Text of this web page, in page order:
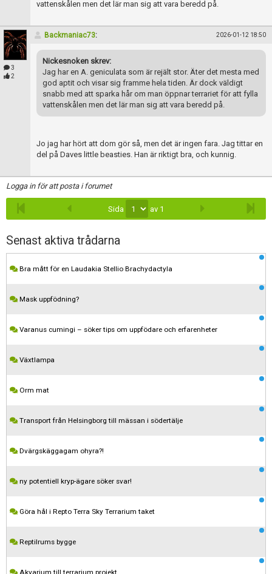
vattenskålen men det lär man sig att vara beredd på.
3
2
Backmaniac73: 2026-01-12 18:50
Nickesnoken skrev:
Jag har en A. geniculata som är rejält stor. Äter det mesta med
god aptit och visar sig framme hela tiden. Är dock väldigt
snabb med att sparka hår om man öppnar terrariet för att fylla
vattenskålen men det lär man sig att vara beredd på.
Jo jag har hört att dom gör så, men det är ingen fara. Jag tittar en
del på Daves little beasties. Han är riktigt bra, och kunnig.
Logga in för att posta i forumet
Sida av 1
Senast aktiva trådarna
Bra mått för en Laudakia Stellio Brachydactyla
Mask uppfödning?
Varanus cumingi – söker tips om uppfödare och erfarenheter
Växtlampa
Orm mat
Transport från Helsingborg till mässan i södertälje
Dvärgskäggagam ohyra?!
ny potentiell kryp-ägare söker svar!
Göra hål i Repto Terra Sky Terrarium taket
Reptilrums bygge
Akvarium till terrarium projekt